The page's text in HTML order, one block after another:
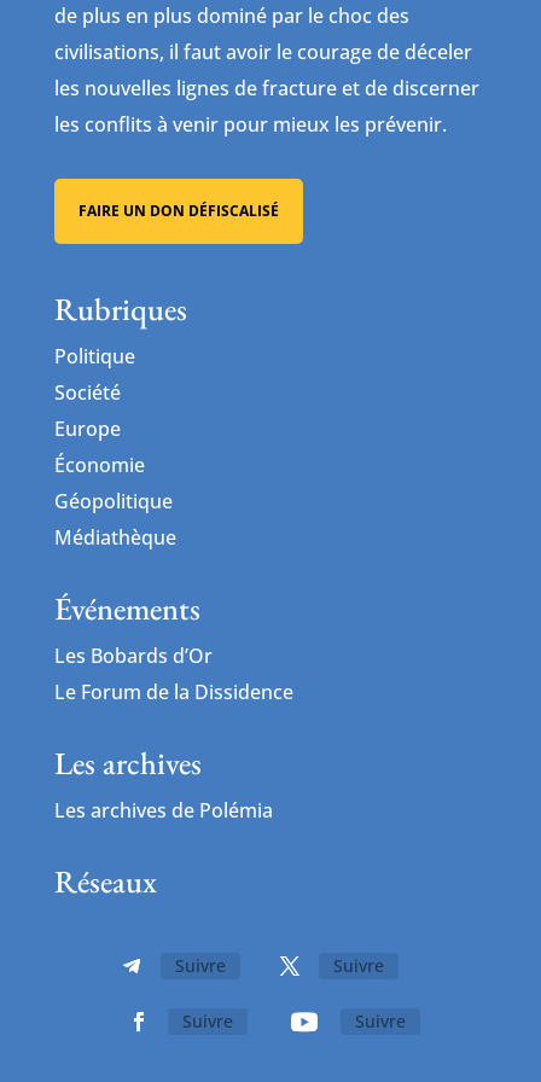
de plus en plus dominé par le choc des
civilisations, il faut avoir le courage de déceler
les nouvelles lignes de fracture et de discerner
les conflits à venir pour mieux les prévenir.
FAIRE UN DON DÉFISCALISÉ
Rubriques
Politique
Société
Europe
Économie
Géopolitique
Médiathèque
Événements
Les Bobards d’Or
Le Forum de la Dissidence
Les archives
Les archives de Polémia
Réseaux
Suivre Suivre
Suivre Suivre